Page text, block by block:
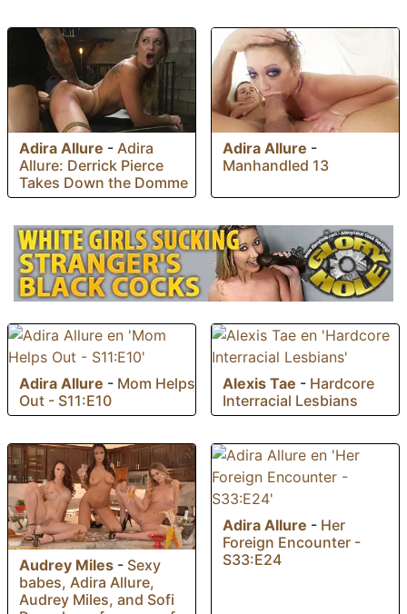
Adira Allure - Adira
Allure: Derrick Pierce
Takes Down the Domme
Adira Allure -
Manhandled 13
Adira Allure - Mom Helps
Out - S11:E10
Alexis Tae - Hardcore
Interracial Lesbians
Audrey Miles - Sexy
babes, Adira Allure,
Audrey Miles, and Sofi
Adira Allure - Her
Foreign Encounter -
S33:E24